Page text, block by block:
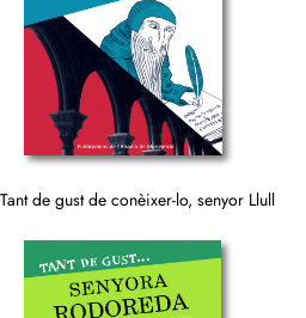
Tant de gust de conèixer-lo, senyor Llull